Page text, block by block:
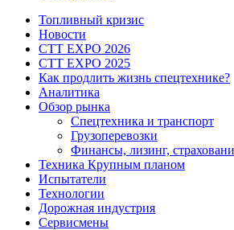
Топливный кризис
Новости
CTT EXPO 2026
CTT EXPO 2025
Как продлить жизнь спецтехнике?
Аналитика
Обзор рынка
Спецтехника и транспорт
Грузоперевозки
Финансы, лизинг,
Техника Крупным планом
Испытатели
Технологии
Дорожная индустрия
Сервисмены